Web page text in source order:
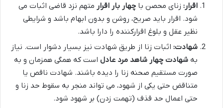
اقرار: زنای محصن با چهار بار اقرار متهم نزد قاضی اثبات می
شود. اقرار باید صریح، روشن و بدون ابهام باشد و شرایطی
نظیر عقل و بلوغ اقرارکننده را دارا باشد.
شهادت: اثبات زنا از طریق شهادت نیز بسیار دشوار است. نیاز
به شهادت چهار شاهد مرد عادل است که همگی همزمان و به
صورت مستقیم صحنه زنا را دیده باشند. شهادت ناقص یا
متناقض حتی یکی از شهود، می تواند منجر به سقوط حد زنا و
حتی اعمال حد قذف (تهمت زدن) بر شهود شود.